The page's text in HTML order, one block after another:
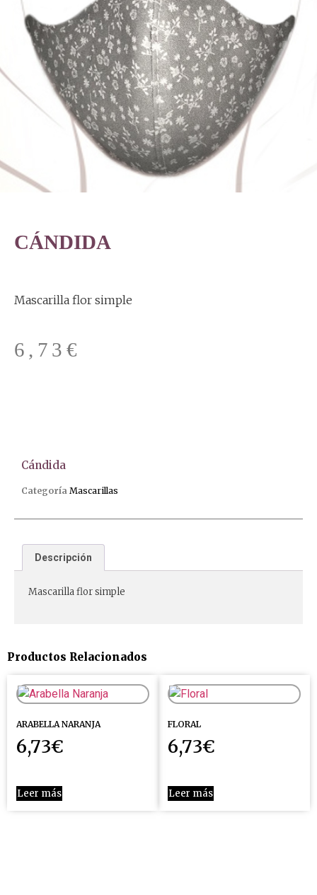
CÁNDIDA
Mascarilla flor simple
6,73 €
Cándida
Categoría Mascarillas
Descripción
Mascarilla flor simple
Productos Relacionados
ARABELLA NARANJA
6,73€
Leer más
FLORAL
6,73€
Leer más